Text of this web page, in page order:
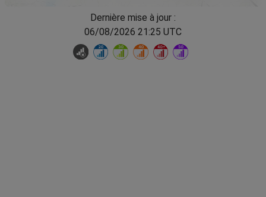
Dernière mise à jour :
06/08/2026 21:25 UTC